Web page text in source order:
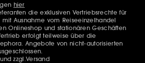
hier
die exklusiven Vertriebsrechte für
Ausnahme vom Reiseeinzelhandel
Onlineshop und stationären Geschäften
erfolgt teilweise über die
Angebote von nicht-autorisierten
zzgl.Versand